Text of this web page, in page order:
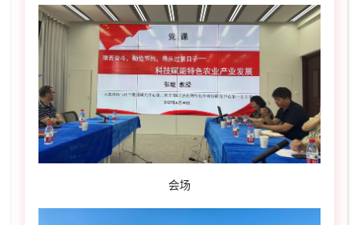
会场